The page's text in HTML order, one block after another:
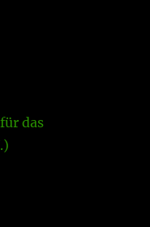
das